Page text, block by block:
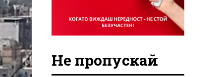
Не пропускай